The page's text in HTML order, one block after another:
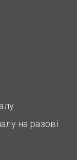
на разові